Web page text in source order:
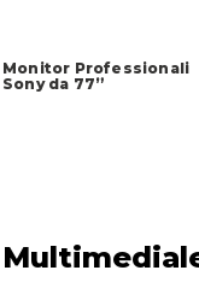
Monitor Professionali
Sony da 77”